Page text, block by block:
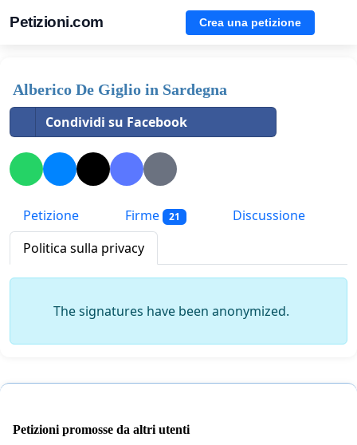
Petizioni.com Crea una petizione
Alberico De Giglio in Sardegna
Condividi su Facebook
Petizione Firme 21
Discussione
Politica sulla privacy
The signatures have been anonymized.
Petizioni promosse da altri utenti